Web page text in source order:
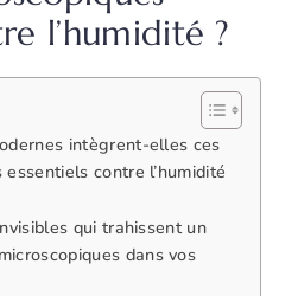
l’humidité ?
intègrent-elles ces
contre l’humidité
qui trahissent un
dans vos